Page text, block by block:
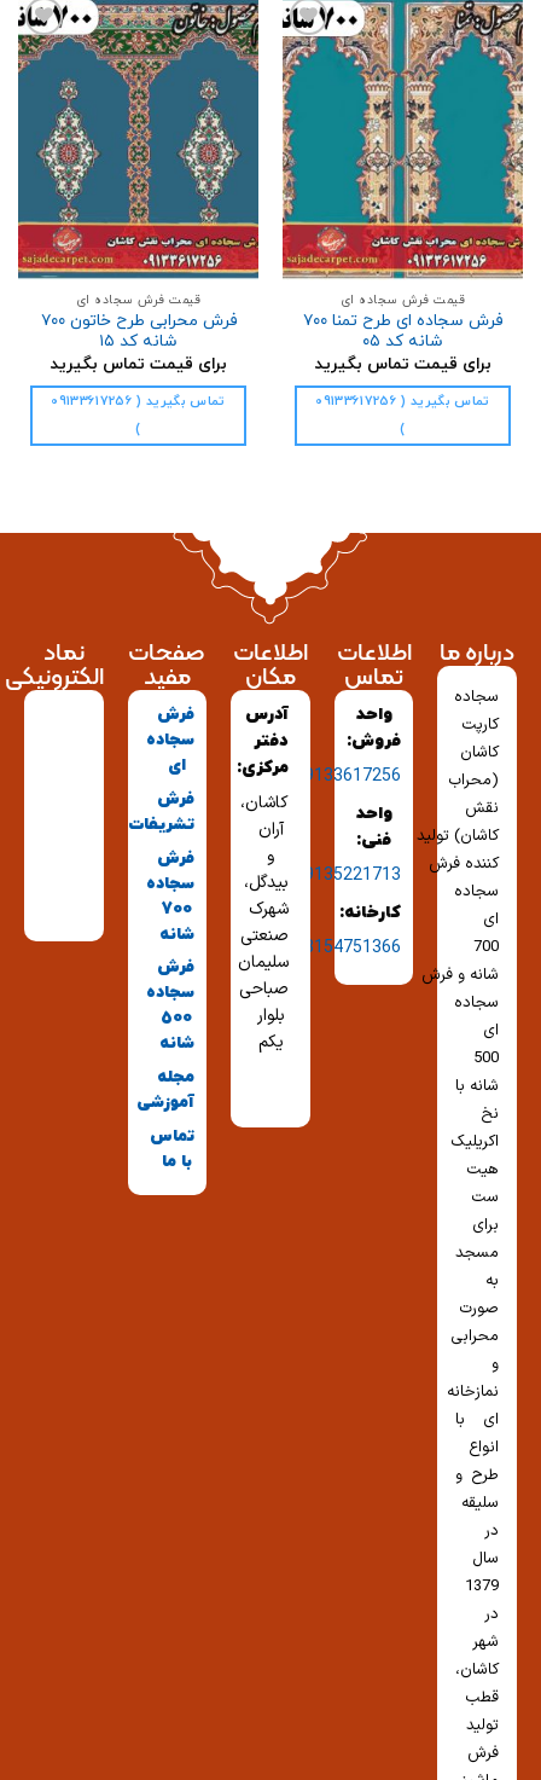
افزودن
به
علاقه
مندی
قیمت فرش سجاده ای
فرش سجاده ای طرح تمنا ۷۰۰
شانه کد ۰۵
برای قیمت تماس بگیرید
تماس بگیرید ( 09133617256
)
افزودن
قیمت فرش سجاده ای
فرش محرابی طرح خاتون ۷۰۰
شانه کد ۱۵
برای قیمت تماس بگیرید
تماس بگیرید ( 09133617256
)
درباره ما
سجاده
کارپت
کاشان
(محراب
نقش
کاشان) تولید
کننده فرش
سجاده
ای
700
شانه و فرش
سجاده
ای
500
شانه با
نخ
اکریلیک
هیت
ست
برای
مسجد
به
صورت
محرابی
و
نمازخانه
ای با
انواع
طرح و
سلیقه
در
سال
1379
در
شهر
کاشان،
قطب
تولید
فرش
اطلاعات
تماس
واحد
فروش:
09133617256
واحد
فنی:
09135221713
کارخانه:
03154751366
اطلاعات
مکان
آدرس
دفتر
مرکزی:
کاشان،
آران
و
بیدگل،
شهرک
صنعتی
سلیمان
صباحی
بلوار
یکم
صفحات
مفید
فرش
سجاده
ای
فرش
تشریفات
فرش
سجاده
700
شانه
فرش
سجاده
500
شانه
مجله
آموزشی
تماس
با ما
نماد
الکترونیکی